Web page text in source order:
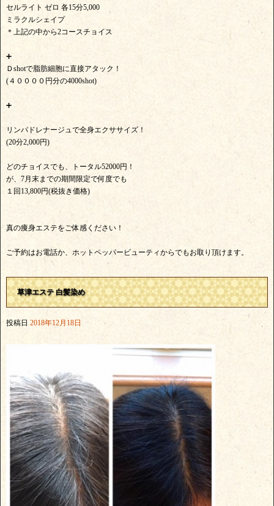
セルライト ゼロ 各15分5,000
ミラクルシェイプ
＊上記の中から2コースチョイス
➕
Ｄshotで脂肪細胞に直接アタック！
(４００００円分の4000shot)
➕
リンパドレナージュで全身エクササイズ！
(20分2,000円)
どのチョイスでも、トータル52000円！
が、7月末までの期間限定で何度でも
１回13,800円(税抜き価格)
真の痩身エステをご体感ください！
ご予約はお電話か、ホットペッパービューティからでもお取り頂けます。
草津エステ 白髪染め
投稿日 2018年12月18日